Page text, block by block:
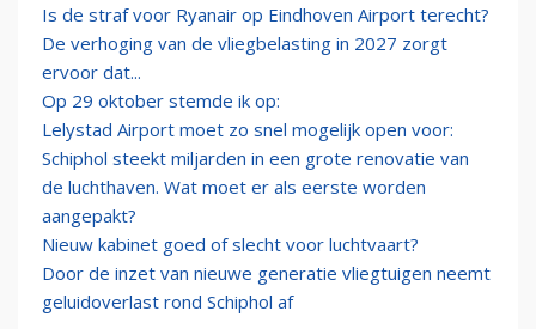
Is de straf voor Ryanair op Eindhoven Airport terecht?
De verhoging van de vliegbelasting in 2027 zorgt
ervoor dat...
Op 29 oktober stemde ik op:
Lelystad Airport moet zo snel mogelijk open voor:
Schiphol steekt miljarden in een grote renovatie van
de luchthaven. Wat moet er als eerste worden
aangepakt?
Nieuw kabinet goed of slecht voor luchtvaart?
Door de inzet van nieuwe generatie vliegtuigen neemt
geluidoverlast rond Schiphol af